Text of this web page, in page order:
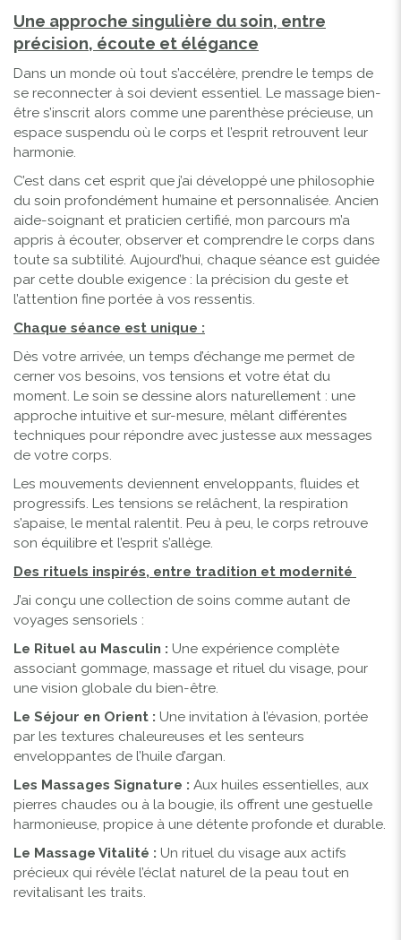
Une approche singulière du soin, entre
précision, écoute et élégance
Dans un monde où tout s’accélère, prendre le temps de
se reconnecter à soi devient essentiel. Le massage bien-
être s’inscrit alors comme une parenthèse précieuse, un
espace suspendu où le corps et l’esprit retrouvent leur
harmonie.
C’est dans cet esprit que j’ai développé une philosophie
du soin profondément humaine et personnalisée. Ancien
aide-soignant et praticien certifié, mon parcours m’a
appris à écouter, observer et comprendre le corps dans
toute sa subtilité. Aujourd’hui, chaque séance est guidée
par cette double exigence : la précision du geste et
l’attention fine portée à vos ressentis.
Chaque séance est unique :
Dès votre arrivée, un temps d’échange me permet de
cerner vos besoins, vos tensions et votre état du
moment. Le soin se dessine alors naturellement : une
approche intuitive et sur-mesure, mêlant différentes
techniques pour répondre avec justesse aux messages
de votre corps.
Les mouvements deviennent enveloppants, fluides et
progressifs. Les tensions se relâchent, la respiration
s’apaise, le mental ralentit. Peu à peu, le corps retrouve
son équilibre et l’esprit s’allège.
Des rituels inspirés, entre tradition et modernité
J’ai conçu une collection de soins comme autant de
voyages sensoriels :
Le Rituel au Masculin : Une expérience complète
associant gommage, massage et rituel du visage, pour
une vision globale du bien-être.
Le Séjour en Orient : Une invitation à l’évasion, portée
par les textures chaleureuses et les senteurs
enveloppantes de l’huile d’argan.
Les Massages Signature : Aux huiles essentielles, aux
pierres chaudes ou à la bougie, ils offrent une gestuelle
harmonieuse, propice à une détente profonde et durable.
Le Massage Vitalité : Un rituel du visage aux actifs
précieux qui révèle l’éclat naturel de la peau tout en
revitalisant les traits.